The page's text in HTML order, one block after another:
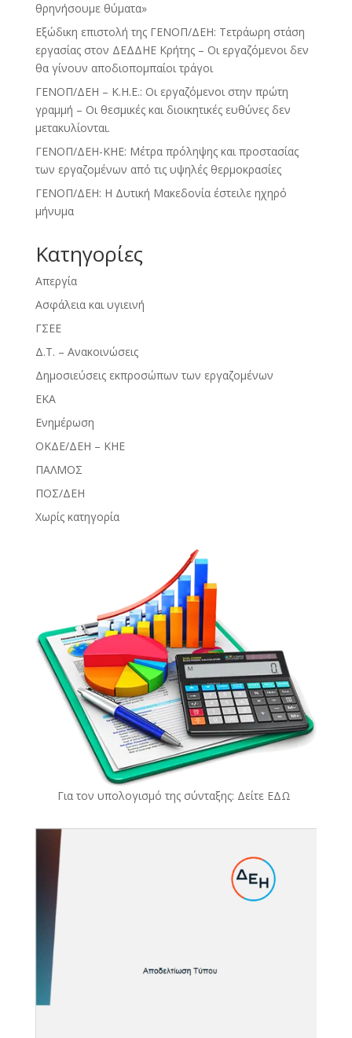
θρηνήσουμε θύματα»
Εξώδικη επιστολή της ΓΕΝΟΠ/ΔΕΗ: Τετράωρη στάση
εργασίας στον ΔΕΔΔΗΕ Κρήτης – Οι εργαζόμενοι δεν
θα γίνουν αποδιοπομπαίοι τράγοι
ΓΕΝΟΠ/ΔΕΗ – Κ.Η.Ε.: Οι εργαζόμενοι στην πρώτη
γραμμή – Οι θεσμικές και διοικητικές ευθύνες δεν
μετακυλίονται.
ΓΕΝΟΠ/ΔΕΗ-ΚΗΕ: Μέτρα πρόληψης και προστασίας
των εργαζομένων από τις υψηλές θερμοκρασίες
ΓΕΝΟΠ/ΔΕΗ: Η Δυτική Μακεδονία έστειλε ηχηρό
μήνυμα
Kατηγορίες
Απεργία
Ασφάλεια και υγιεινή
ΓΣΕΕ
Δ.Τ. – Ανακοινώσεις
Δημοσιεύσεις εκπροσώπων των εργαζομένων
ΕΚΑ
Ενημέρωση
ΟΚΔΕ/ΔΕΗ – ΚΗΕ
ΠΑΛΜΟΣ
ΠΟΣ/ΔΕΗ
Χωρίς κατηγορία
Για τον υπολογισμό της σύνταξης: Δείτε ΕΔΩ